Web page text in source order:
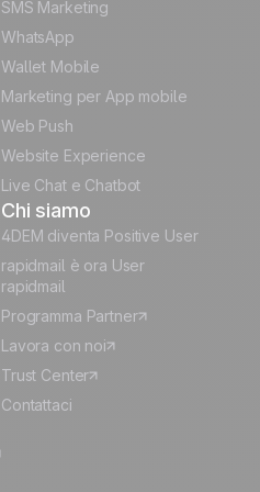
SMS Marketing
WhatsApp
Wallet Mobile
Marketing per App mobile
Web Push
Website Experience
Live Chat e Chatbot
Chi siamo
4DEM diventa Positive User
rapidmail è ora User
rapidmail
Programma Partner
Lavora con noi
Trust Center
Contattaci